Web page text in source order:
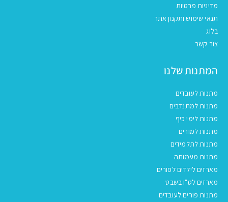
מדיניות פרטיות
תנאי שימוש ותקנון אתר
בלוג
צור קשר
המתנות שלנו
מתנות לעובדים
מתנות למתנדבים
מתנות לימי כיף
מתנות למורים
מתנות לתלמידים
מתנות מעמותה
מארזים לילדים לפורים
מארזים לט"ו בשבט
מתנות פורים לעובדים